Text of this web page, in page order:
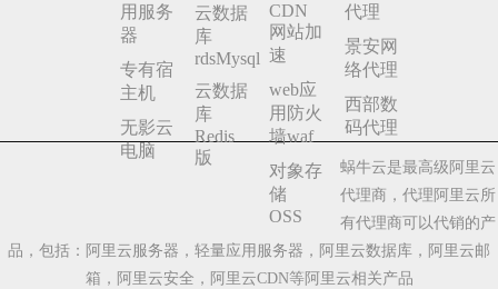
用服务
器
专有宿
主机
无影云
电脑
云数据
库
rdsMysql
云数据
库
Redis
版
CDN
网站加
速
web应
用防火
墙waf
对象存
储
OSS
代理
景安网
络代理
西部数
码代理
蜗牛云是最高级阿里云
代理商，代理阿里云所
有代理商可以代销的产
品，包括：阿里云服务器，轻量应用服务器，阿里云数据库，阿里云邮
箱，阿里云安全，阿里云CDN等阿里云相关产品